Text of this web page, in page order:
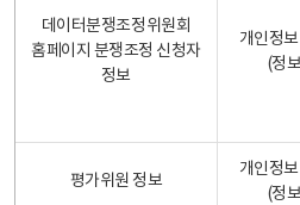
데이터분쟁조정위원회
홈페이지 분쟁조정 신청자
정보
개인정
(정
평가위원 정보
개인정
(정